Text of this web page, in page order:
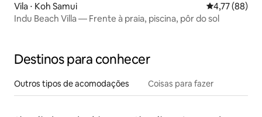
Vila ⋅ Koh Samui 4,77 de uma
4,77 (88)
Indu Beach Villa — Frente à praia, piscina, pôr do sol
Destinos para conhecer
Outros tipos de acomodações Coisas para fazer